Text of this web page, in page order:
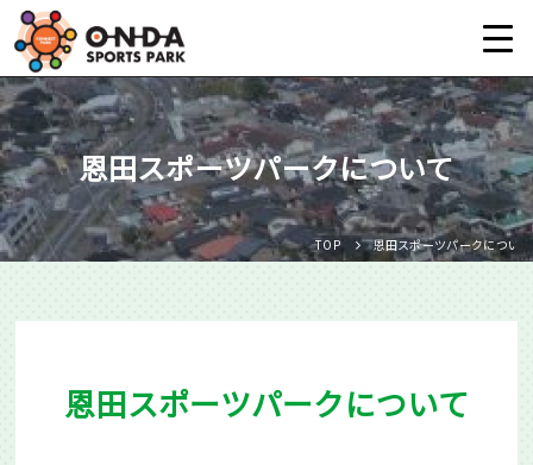
Language
日本語
English
한글
恩田スポーツパークについて
TOP 恩田スポーツパークについて
恩田スポーツパークについて